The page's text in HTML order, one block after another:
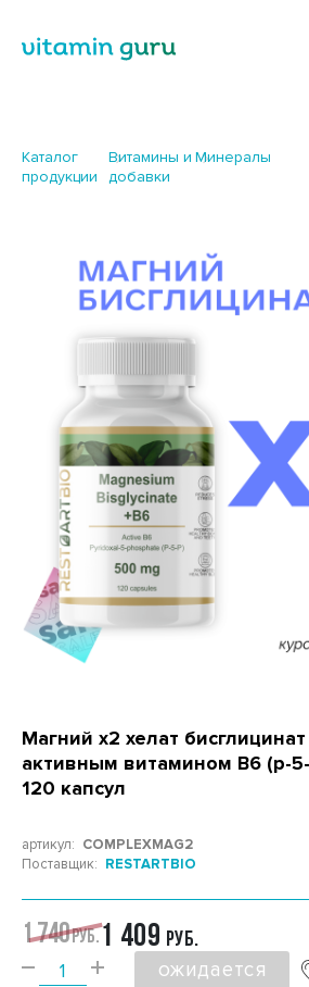
Каталог
продукции
Витамины и
добавки
Минералы
Магний х2 хелат
активным витамином B6 (p-
120 капсул
артикул: COMPLEXMAG2
Поставщик: RESTARTBIO
1 740РУБ.1 409 РУБ.
ожидается